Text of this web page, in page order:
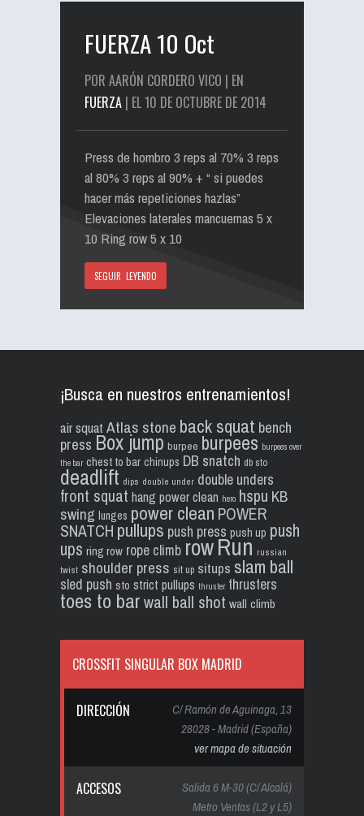
FUERZA 10 Oct
POR AARÓN CORDERO VICO | EN
FUERZA | EL 10 DE OCTUBRE DE 2014
Press de hombro 3 reps al 70% 3 reps
al 80% 3 reps al 90% + “ si puedes
hacer más repeticiones hazlas”
Elevaciones laterales mancuernas 5 x
10 Ring row 5 x 10
SEGUIR LEYENDO
¡Busca en nuestros entrenamientos!
air squat Atlas stone back squat bench
press Box jump burpee burpees burpees over
the bar chest to bar chinups DB snatch db sto
deadlift dips double under double unders
front squat hang power clean hero hspu KB
swing lunges power clean POWER
SNATCH pullups push press push up push
ups ring row rope climb rowRun russian
twist shoulder press sit up situps slam ball
sled push sto strict pullups thruster thrusters
toes to barwall ball shot wall climb
CROSSFIT SINGULAR BOX MADRID
DIRECCIÓN
C/ Ramón de Aguinaga, 13
28028 - Madrid (España)
ver mapa de situación
ACCESOS
Salida 6 M-30 (C/ Alcalá)
Metro Ventas (L2 y L5)